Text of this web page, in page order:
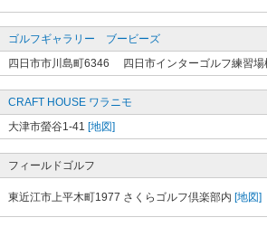
ゴルフギャラリー ブービーズ
四日市市川島町6346 四日市インターゴルフ練習場
CRAFT HOUSE ワラニモ
大津市螢谷1-41 [地図]
フィールドゴルフ
東近江市上平木町1977 さくらゴルフ倶楽部内 [地図]